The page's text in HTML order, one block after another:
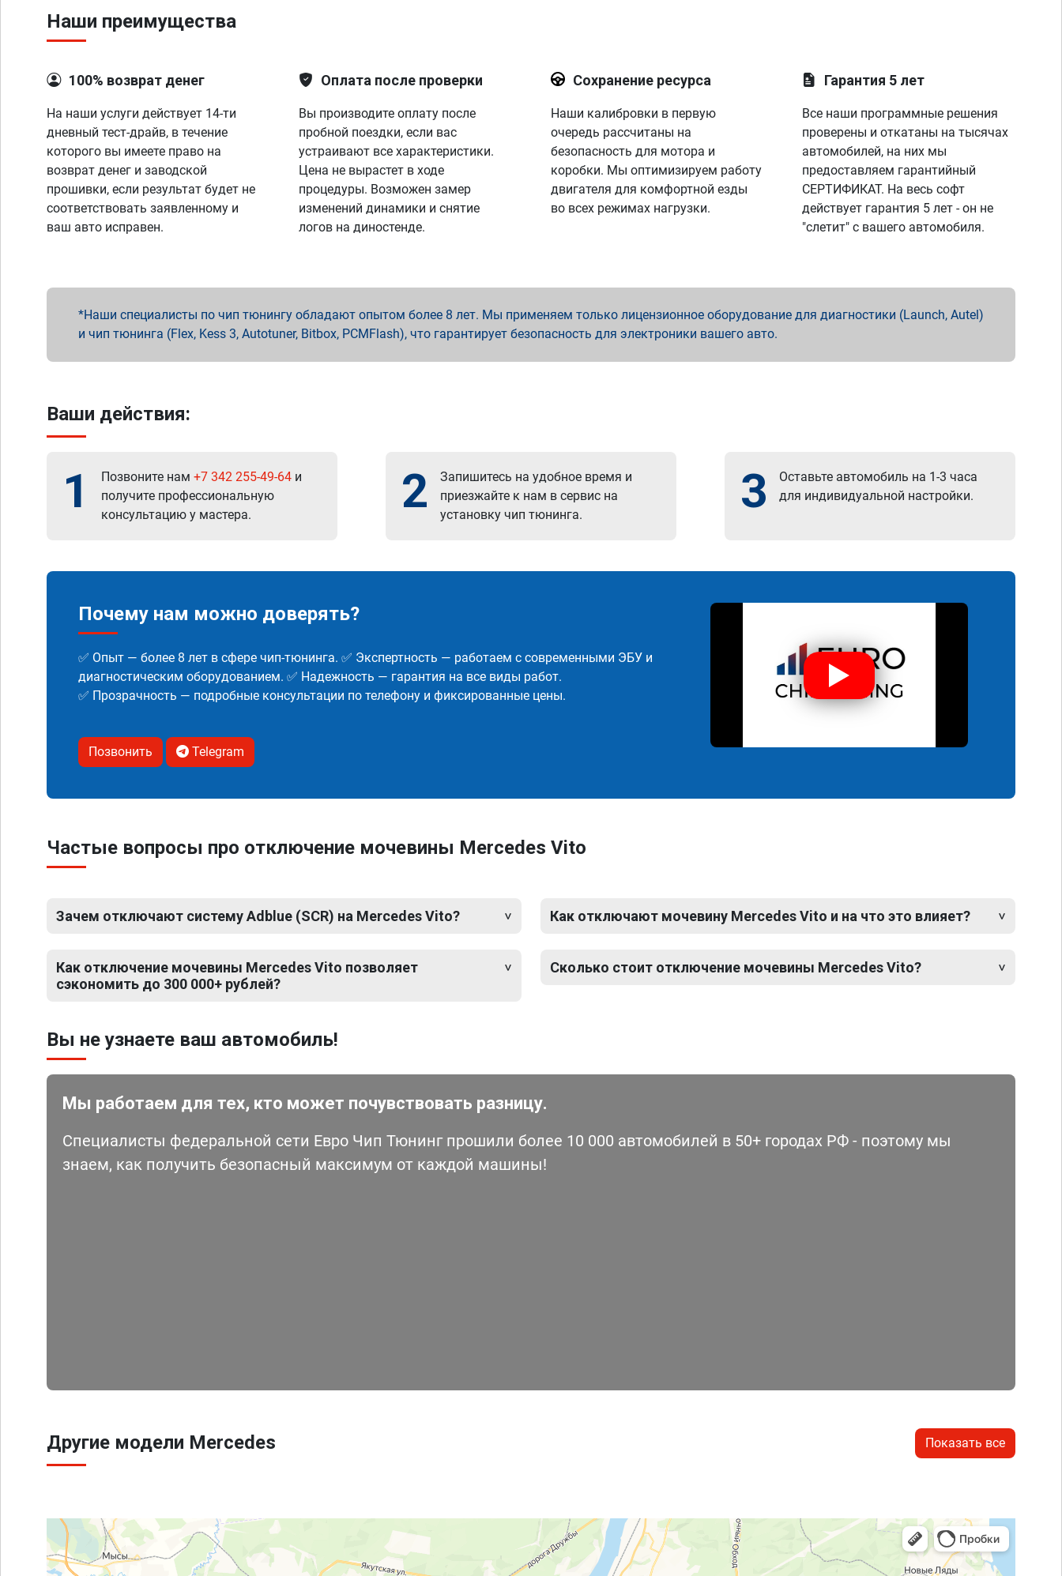
Наши преимущества
100% возврат денег
На наши услуги действует 14-ти
дневный тест-драйв, в течение
которого вы имеете право на
возврат денег и заводской
прошивки, если результат будет не
соответствовать заявленному и
ваш авто исправен.
Оплата после проверки
Вы производите оплату после
пробной поездки, если вас
устраивают все характеристики.
Цена не вырастет в ходе
процедуры. Возможен замер
изменений динамики и снятие
логов на диностенде.
Сохранение ресурса
Наши калибровки в первую
очередь рассчитаны на
безопасность для мотора и
коробки. Мы оптимизируем работу
двигателя для комфортной езды
во всех режимах нагрузки.
Гарантия 5 лет
Все наши программные решения
проверены и откатаны на тысячах
автомобилей, на них мы
предоставляем гарантийный
СЕРТИФИКАТ. На весь софт
действует гарантия 5 лет - он не
"слетит" с вашего автомобиля.
Наши специалисты по чип тюнингу обладают опытом более 8 лет. Мы применяем только лицензионное оборудование для диагностики (Launch, Autel)
и чип тюнинга (Flex, Kess 3, Autotuner, Bitbox, PCMFlash), что гарантирует безопасность для электроники вашего авто.
Ваши действия:
1 Позвоните нам +7 342 255-49-64 и
получите профессиональную
консультацию у мастера.
2
Запишитесь на удобное время и
приезжайте к нам в сервис на
установку чип тюнинга.
3
Оставьте автомобиль на 1-3 часа
для индивидуальной настройки.
Почему нам можно доверять?
✅ Опыт — более 8 лет в сфере чип-тюнинга. ✅ Экспертность — работаем с современными ЭБУ и
диагностическим оборудованием. ✅ Надежность — гарантия на все виды работ.
✅ Прозрачность — подробные консультации по телефону и фиксированные цены.
Позвонить Telegram
Частые вопросы про отключение мочевины Mercedes Vito
Зачем отключают систему Adblue (SCR) на Mercedes Vito?
Как отключение мочевины Mercedes Vito позволяет
сэкономить до 300 000+ рублей?
Как отключают мочевину Mercedes Vito и на что это влияет?
Сколько стоит отключение мочевины Mercedes Vito?
Вы не узнаете ваш автомобиль!
Мы работаем для тех, кто может почувствовать разницу.
Специалисты федеральной сети Евро Чип Тюнинг прошили более 10 000 автомобилей в 50+ городах РФ - поэтому мы
знаем, как получить безопасный максимум от каждой машины!
Другие модели Mercedes Показать все